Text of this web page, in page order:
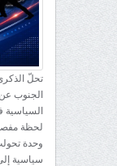
تحلّ
السياسية
لحظة
وحدة
سياسية